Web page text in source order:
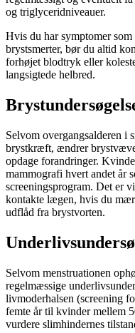
og triglyceridniveauer.
Hvis du har symptomer
brystsmerter, bør du altid
forhøjet blodtryk eller
langsigtede helbred.
Selvom overgangsalderen i
brystkræft, ændrer
opdage forandringer.
mammografi hvert andet år
screeningsprogram. Det er
kontakte lægen, hvis du
udflåd fra brystvorten.
Selvom menstruationen
regelmæssige
livmoderhalsen (screening
femte år til kvinder mellem
vurdere slimhindernes